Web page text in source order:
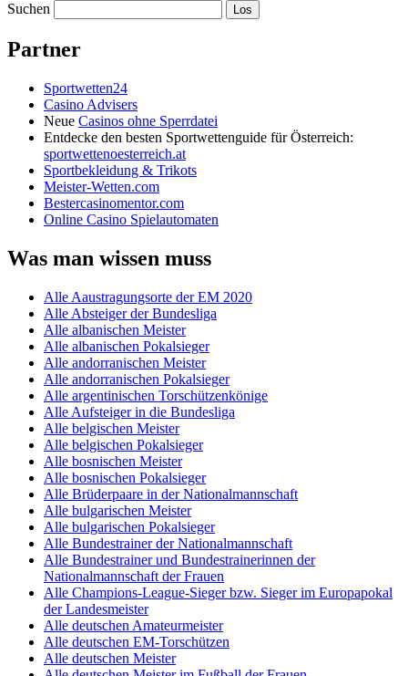
Suchen
Partner
Sportwetten24
Casino Advisers
Neue Casinos ohne Sperrdatei
Entdecke den besten Sportwettenguide für Österreich:
sportwettenoesterreich.at
Sportbekleidung & Trikots
Meister-Wetten.com
Bestercasinomentor.com
Online Casino Spielautomaten
Was man wissen muss
Alle Aaustragungsorte der EM 2020
Alle Absteiger der Bundesliga
Alle albanischen Meister
Alle albanischen Pokalsieger
Alle andorranischen Meister
Alle andorranischen Pokalsieger
Alle argentinischen Torschützenkönige
Alle Aufsteiger in die Bundesliga
Alle belgischen Meister
Alle belgischen Pokalsieger
Alle bosnischen Meister
Alle bosnischen Pokalsieger
Alle Brüderpaare in der Nationalmannschaft
Alle bulgarischen Meister
Alle bulgarischen Pokalsieger
Alle Bundestrainer der Nationalmannschaft
Alle Bundestrainer und Bundestrainerinnen der
Nationalmannschaft der Frauen
Alle Champions-League-Sieger bzw. Sieger im Europapokal
der Landesmeister
Alle deutschen Amateurmeister
Alle deutschen EM-Torschützen
Alle deutschen Meister